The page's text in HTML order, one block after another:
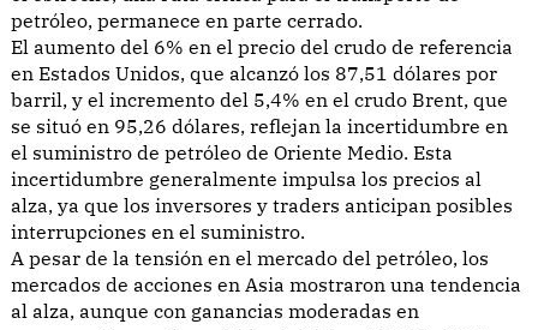
petróleo, permanece en parte cerrado.
El aumento del 6% en el precio del crudo de referencia
en Estados Unidos, que alcanzó los 87,51 dólares por
barril, y el incremento del 5,4% en el crudo Brent, que
se situó en 95,26 dólares, reflejan la incertidumbre en
el suministro de petróleo de Oriente Medio. Esta
incertidumbre generalmente impulsa los precios al
alza, ya que los inversores y traders anticipan posibles
interrupciones en el suministro.
A pesar de la tensión en el mercado del petróleo, los
mercados de acciones en Asia mostraron una tendencia
al alza, aunque con ganancias moderadas en